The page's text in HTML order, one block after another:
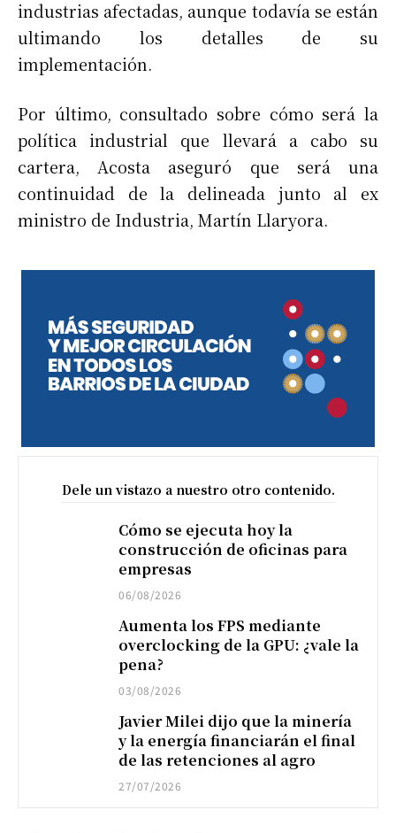
industrias afectadas, aunque todavía se están
ultimando los detalles de su
implementación.
Por último, consultado sobre cómo será la
política industrial que llevará a cabo su
cartera, Acosta aseguró que será una
continuidad de la delineada junto al ex
ministro de Industria, Martín Llaryora.
Dele un vistazo a nuestro otro contenido.
Cómo se ejecuta hoy la
construcción de oficinas para
empresas
06/08/2026
Aumenta los FPS mediante
overclocking de la GPU: ¿vale la
pena?
03/08/2026
Javier Milei dijo que la minería
y la energía financiarán el final
de las retenciones al agro
27/07/2026